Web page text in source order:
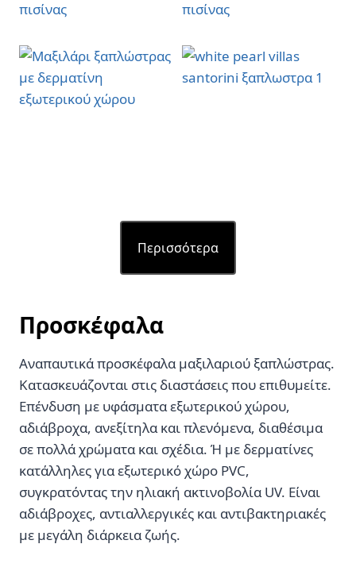
Περισσότερα
Προσκέφαλα
Αναπαυτικά προσκέφαλα μαξιλαριού ξαπλώστρας.
Κατασκευάζονται στις διαστάσεις που επιθυμείτε.
Επένδυση με υφάσματα εξωτερικού χώρου,
αδιάβροχα, ανεξίτηλα και πλενόμενα, διαθέσιμα
σε πολλά χρώματα και σχέδια. Ή με δερματίνες
κατάλληλες για εξωτερικό χώρο PVC,
συγκρατόντας την ηλιακή ακτινοβολία UV. Είναι
αδιάβροχες, αντιαλλεργικές και αντιβακτηριακές
με μεγάλη διάρκεια ζωής.